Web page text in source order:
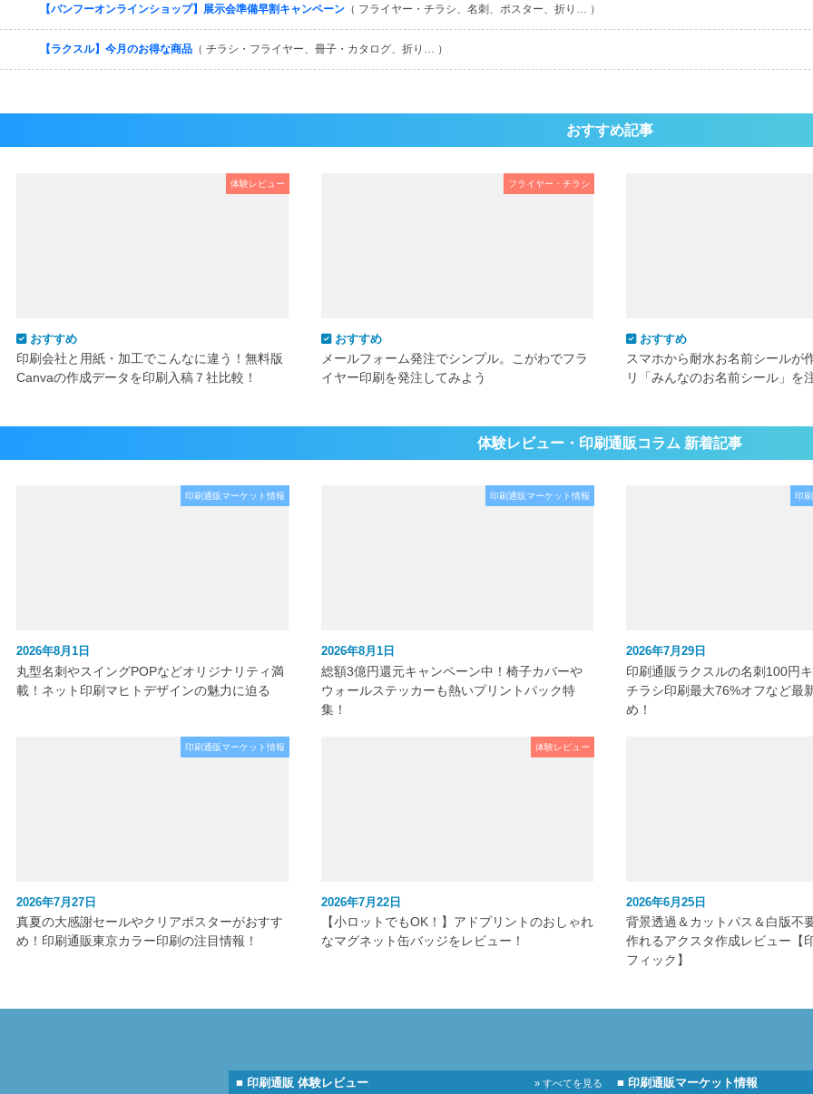
【バンフーオンラインショップ】展示会準備早割キャンペーン （ フライヤー・チラシ、名刺、ポスター、折り… ）
【ラクスル】今月のお得な商品 （ チラシ・フライヤー、冊子・カタログ、折り… ）
おすすめ記事
体験レビュー
おすすめ
印刷会社と用紙・加工でこんなに違う！無料版
Canvaの作成データを印刷入稿７社比較！
フライヤー・チラシ
おすすめ
メールフォーム発注でシンプル。こがわでフラ
イヤー印刷を発注してみよう
おすすめ
スマホから耐水お名前シールが
リ「みんなのお名前シール」を
体験レビュー・印刷通販コラム 新着記事
印刷通販マーケット情報
2026年8月1日
丸型名刺やスイングPOPなどオリジナリティ満
載！ネット印刷マヒトデザインの魅力に迫る
印刷通販マーケット情報
2026年8月1日
総額3億円還元キャンペーン中！椅子カバーや
ウォールステッカーも熱いプリントパック特
集！
印
2026年7月29日
印刷通販ラクスルの名刺100円
チラシ印刷最大76%オフなど最
め！
印刷通販マーケット情報
2026年7月27日
真夏の大感謝セールやクリアポスターがおすす
め！印刷通販東京カラー印刷の注目情報！
体験レビュー
2026年7月22日
【小ロットでもOK！】アドプリントのおしゃれ
なマグネット缶バッジをレビュー！
2026年6月25日
背景透過＆カットパス＆白版不
作れるアクスタ作成レビュー【
フィック】
■ 印刷通販 体験レビュー » すべてを見る ■ 印刷通販マーケット情報